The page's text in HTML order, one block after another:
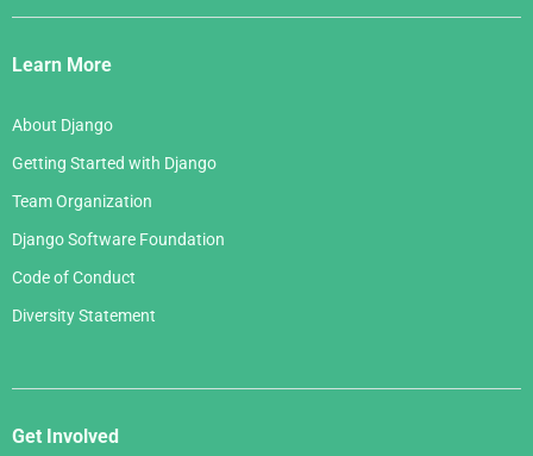
Django
Links
Learn More
About Django
Getting Started with Django
Team Organization
Django Software Foundation
Code of Conduct
Diversity Statement
Get Involved